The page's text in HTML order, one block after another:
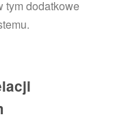
tym dodatkowe